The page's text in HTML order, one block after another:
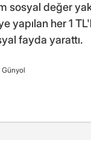
sosyal değer
yapılan her 1
fayda yarattı.